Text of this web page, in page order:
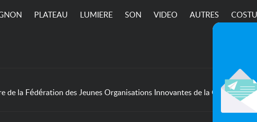
PLATEAU LUMIERE SON VIDEO AUTRES
de la Fédération des Jeunes Organisations Innovantes de la Culture et